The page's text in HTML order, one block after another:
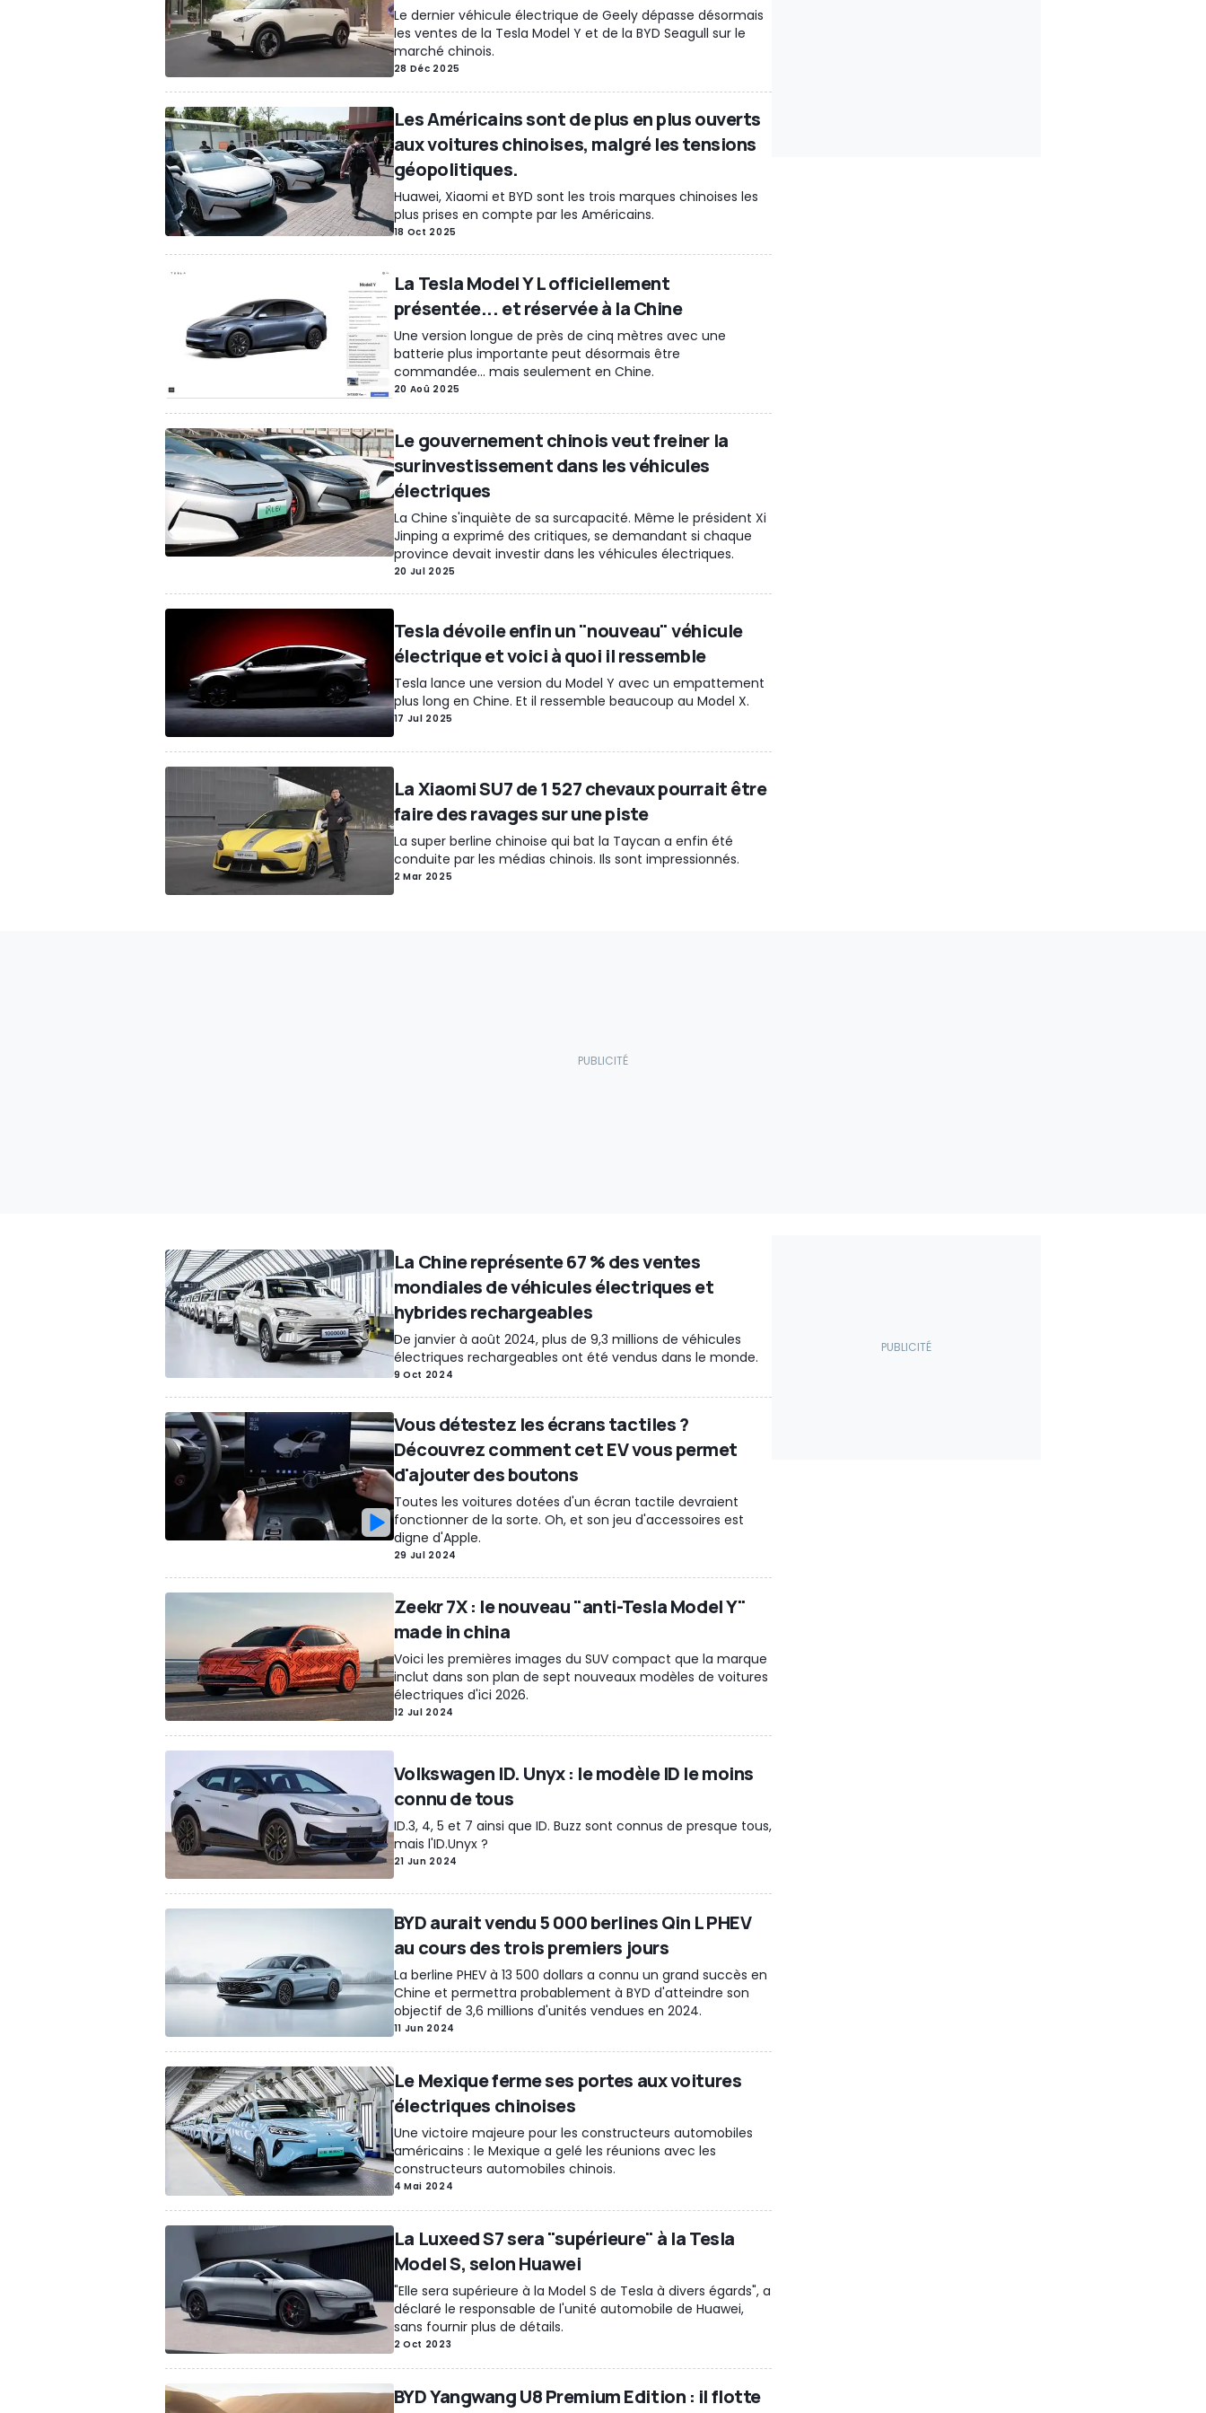
Le dernier véhicule électrique de Geely dépasse désormais
les ventes de la Tesla Model Y et de la BYD Seagull sur le
marché chinois.
28 Déc 2025
Les Américains sont de plus en plus ouverts
aux voitures chinoises, malgré les tensions
géopolitiques.
Huawei, Xiaomi et BYD sont les trois marques chinoises les
plus prises en compte par les Américains.
18 Oct 2025
La Tesla Model Y L officiellement
présentée... et réservée à la Chine
Une version longue de près de cinq mètres avec une
batterie plus importante peut désormais être
commandée... mais seulement en Chine.
20 Aoû 2025
Le gouvernement chinois veut freiner la
surinvestissement dans les véhicules
électriques
La Chine s'inquiète de sa surcapacité. Même le président Xi
Jinping a exprimé des critiques, se demandant si chaque
province devait investir dans les véhicules électriques.
20 Jul 2025
Tesla dévoile enfin un "nouveau" véhicule
électrique et voici à quoi il ressemble
Tesla lance une version du Model Y avec un empattement
plus long en Chine. Et il ressemble beaucoup au Model X.
17 Jul 2025
La Xiaomi SU7 de 1 527 chevaux pourrait être
faire des ravages sur une piste
La super berline chinoise qui bat la Taycan a enfin été
conduite par les médias chinois. Ils sont impressionnés.
2 Mar 2025
La Chine représente 67 % des ventes
mondiales de véhicules électriques et
hybrides rechargeables
De janvier à août 2024, plus de 9,3 millions de véhicules
électriques rechargeables ont été vendus dans le monde.
9 Oct 2024
Vous détestez les écrans tactiles ?
Découvrez comment cet EV vous permet
d'ajouter des boutons
Toutes les voitures dotées d'un écran tactile devraient
fonctionner de la sorte. Oh, et son jeu d'accessoires est
digne d'Apple.
29 Jul 2024
Zeekr 7X : le nouveau "anti-Tesla Model Y"
made in china
Voici les premières images du SUV compact que la marque
inclut dans son plan de sept nouveaux modèles de voitures
électriques d'ici 2026.
12 Jul 2024
Volkswagen ID. Unyx : le modèle ID le moins
connu de tous
ID.3, 4, 5 et 7 ainsi que ID. Buzz sont connus de presque tous,
mais l'ID.Unyx ?
21 Jun 2024
BYD aurait vendu 5 000 berlines Qin L PHEV
au cours des trois premiers jours
La berline PHEV à 13 500 dollars a connu un grand succès en
Chine et permettra probablement à BYD d'atteindre son
objectif de 3,6 millions d'unités vendues en 2024.
11 Jun 2024
Le Mexique ferme ses portes aux voitures
électriques chinoises
Une victoire majeure pour les constructeurs automobiles
américains : le Mexique a gelé les réunions avec les
constructeurs automobiles chinois.
4 Mai 2024
La Luxeed S7 sera "supérieure" à la Tesla
Model S, selon Huawei
"Elle sera supérieure à la Model S de Tesla à divers égards", a
déclaré le responsable de l'unité automobile de Huawei,
sans fournir plus de détails.
2 Oct 2023
BYD Yangwang U8 Premium Edition : il flotte